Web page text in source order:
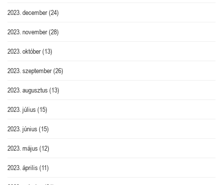
2023. december(24)
2023. november(28)
2023. október(13)
2023. szeptember(26)
2023. augusztus(13)
2023. július(15)
2023. június(15)
2023. május(12)
2023. április(11)